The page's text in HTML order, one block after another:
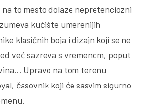
to mesto dolaze nepretenciozni
kućište umerenijih
klasičnih boja i dizajn koji se ne
već sazreva s vremenom, poput
Upravo na tom terenu
časovnik koji će sasvim sigurno